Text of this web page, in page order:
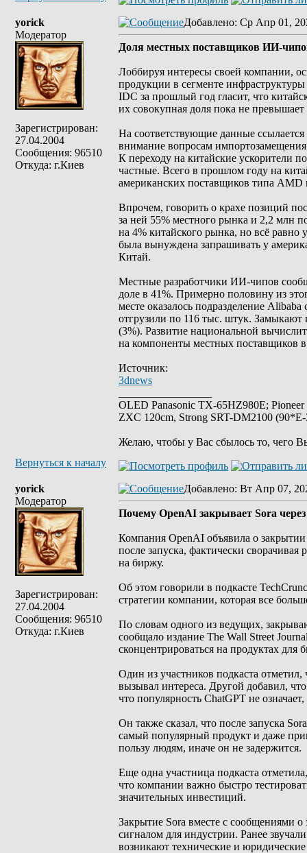
yorick
Модератор
Зарегистрирован:
27.04.2004
Сообщения: 96510
Откуда: г.Киев
Добавлено: Ср Апр 01,
Доля местных поставщиков ИИ-
Лоббируя интересы своей компании,
продукции в сегменте
IDC за прошлый год гласит, что
их совокупная доля пока не превышает
На соответствующие данные
внимание вопросам
К переходу на китайские ускорители
частные. Всего в прошлом году на
американских поставщиков типа AMD
Впрочем, говорить о крахе позиций
за ней 55% местного рынка и 2,2 млн
на 4% китайского рынка, но всё равно
была вынуждена запрашивать у
Китай.
Местные разработчики ИИ-чипов
доле в 41%. Примерно половину из
месте оказалось подразделение
отгрузили по 116 тыс. штук.
(3%). Развитие национальной
на компоненты местных поставщиков
Источник:
3dnews
OLED Panasonic TX-65HZ980E;
ZXC 120cm, Strong SRT-DM2100
Желаю, чтобы у Вас сбылось то, чего
Вернуться к началу
yorick
Модератор
Зарегистрирован:
27.04.2004
Сообщения: 96510
Откуда: г.Киев
Добавлено: Вт Апр 07,
Почему OpenAI закрывает Sora через
Компания OpenAI объявила о
после запуска, фактически
на биржу.
Об этом говорили в подкасте
стратегии компании, которая все
По словам одного из ведущих,
сообщало издание The Wall Street
сконцентрироваться на продуктах для
Один из участников подкаста отметил,
вызывал интереса. Другой добавил,
что популярность ChatGPT не
Он также сказал, что после запуска
самый популярный продукт и даже
пользу людям, иначе он не задержится.
Еще одна участница подкаста
что компании важно быстро
значительных инвестиций.
Закрытие Sora вместе с сообщениями о
сигналом для индустрии. Ранее
возникают технические и